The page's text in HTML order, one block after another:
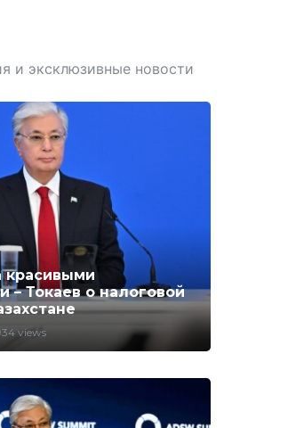
и эксклюзивные новости
красивыми
– Токаев о налоговой
views